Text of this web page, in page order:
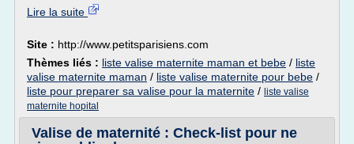
Lire la suite
Site : http://www.petitsparisiens.com
Thèmes liés : liste valise maternite maman et bebe / liste
valise maternite maman / liste valise maternite pour bebe /
liste pour preparer sa valise pour la maternite / liste valise
maternite hopital
Valise de maternité : Check-list pour ne